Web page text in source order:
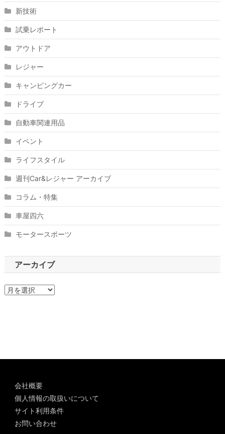
新技術
試乗レポート
アウトドア
レジャー
キャンピングカー
ドライブ
自動車関連用品
イベント
ライフスタイル
週刊Car&レジャー アーカイブ
コラム・特集
車屋四六
モータースポーツ
アーカイブ
ア
会社概要
個人情報の取扱いについて
サイト利用条件
お問い合わせ